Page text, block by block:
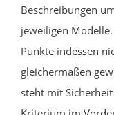
Beschreibungen
jeweiligen
Punkte indessen
gleichermaßen
steht mit